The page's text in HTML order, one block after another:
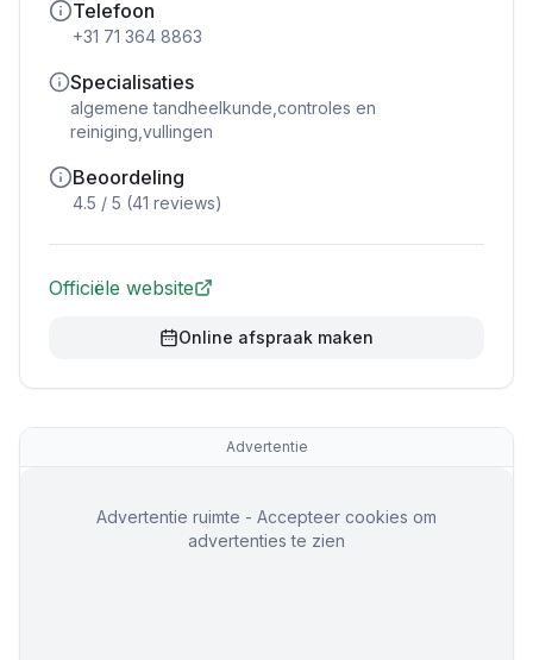
Telefoon
+31 71 364 8863
Specialisaties
algemene tandheelkunde,controles en
reiniging,vullingen
Beoordeling
4.5 / 5 (41 reviews)
Officiële website
Online afspraak maken
Advertentie
Advertentie ruimte - Accepteer cookies om
advertenties te zien